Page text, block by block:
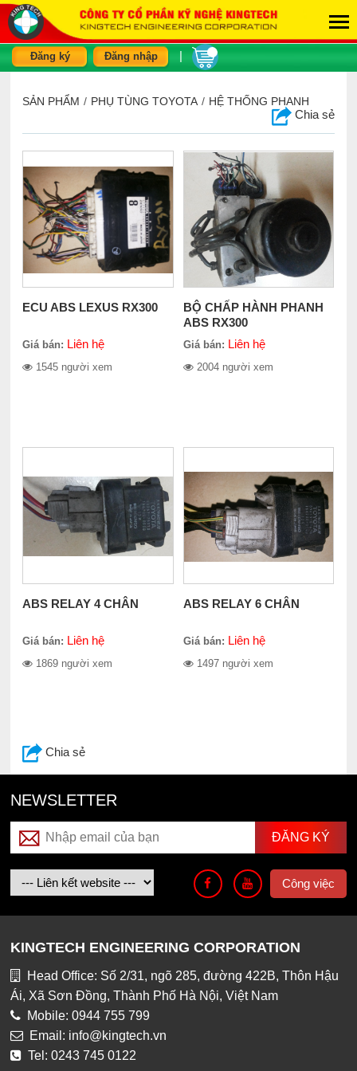
Đăng ký Đăng nhập
SẢN PHẨM / PHỤ TÙNG TOYOTA / HỆ THỐNG PHANH
Chia sẻ
ECU ABS LEXUS RX300
Giá bán: Liên hệ
1545 người xem
BỘ CHẤP HÀNH PHANH
ABS RX300
Giá bán: Liên hệ
2004 người xem
ABS RELAY 4 CHÂN
Giá bán: Liên hệ
1869 người xem
ABS RELAY 6 CHÂN
Giá bán: Liên hệ
1497 người xem
Chia sẻ
NEWSLETTER
Công việc
KINGTECH ENGINEERING CORPORATION
Head Office: Số 2/31, ngõ 285, đường 422B, Thôn Hậu
Ái, Xã Sơn Đồng, Thành Phố Hà Nội, Việt Nam
Mobile: 0944 755 799
Email: info@kingtech.vn
Tel: 0243 745 0122